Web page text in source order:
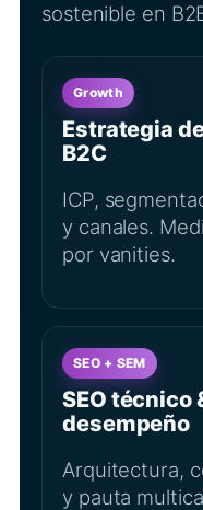
sostenible en
Growth
Estrategia
B2C
ICP,
y canales.
por vanities.
SEO + SEM
SEO técnico
desempeño
Arquitectura,
y pauta